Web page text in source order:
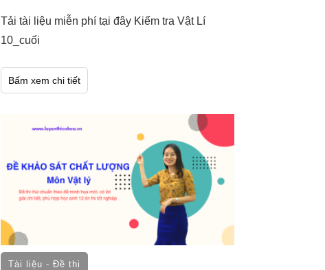
Tải tài liệu miễn phí tại đây Kiểm tra Vật Lí
10_cuối
Bấm xem chi tiết
Tài liệu - Đề thi